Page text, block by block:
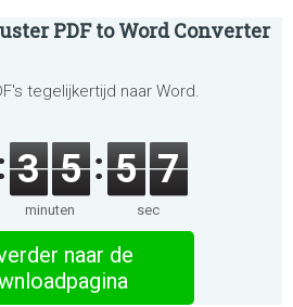
PDF to Word Converter
tegelijkertijd naar Word.
3 5
minuten
5 7
sec
naar de